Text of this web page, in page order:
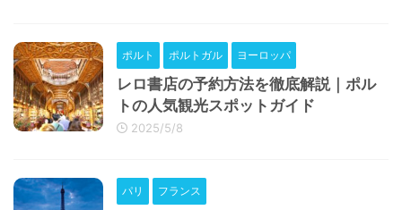
ポルト ポルトガル ヨーロッパ
レロ書店の予約方法を徹底解説｜ポル
トの人気観光スポットガイド
2025/5/8
パリ フランス